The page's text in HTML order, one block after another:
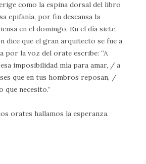
como la espina dorsal del libro
epifanía, por fin descansa la
en el domingo. En el día siete,
dice que el gran arquitecto se fue a
por la voz del orate escribe: “A
imposibilidad mía para amar, / a
que en tus hombros reposan, /
necesito.”
orates hallamos la esperanza.